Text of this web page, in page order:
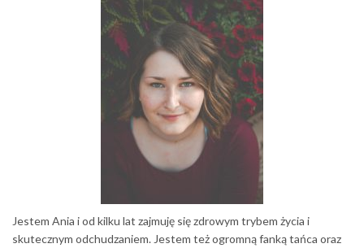
Jestem Ania i od kilku lat zajmuję się zdrowym trybem życia i
skutecznym odchudzaniem. Jestem też ogromną fanką tańca oraz